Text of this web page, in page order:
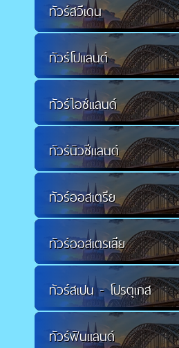
ทัวร์สวีเดน
ทัวร์โปแลนด์
ทัวร์ไอซ์แลนด์
ทัวร์นิวซีแลนด์
ทัวร์ออสเตรีย
ทัวร์ออสเตรเลีย
ทัวร์สเปน - โปรตุเกส
ทัวร์ฟินแลนด์